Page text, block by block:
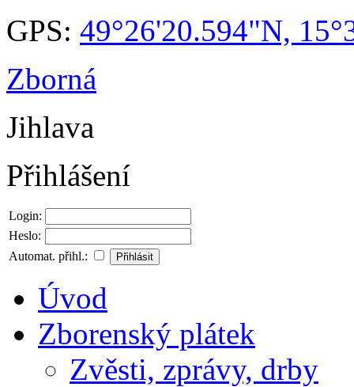
GPS: 49°26'20.594"N,
Zborná
Jihlava
Přihlášení
Login:
Heslo:
Automat. přihl.:
Úvod
Zborenský plátek
Zvěsti, zprávy, drby